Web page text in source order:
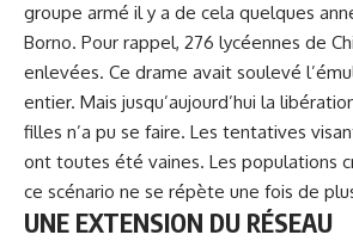
groupe armé il y a de cela quelques
Borno. Pour rappel, 276 lycéennes de
enlevées. Ce drame avait soulevé
entier. Mais jusqu’aujourd’hui la
filles n’a pu se faire. Les tentatives
ont toutes été vaines. Les populations
ce scénario ne se répète une fois de
UNE EXTENSION DU RÉSEAU